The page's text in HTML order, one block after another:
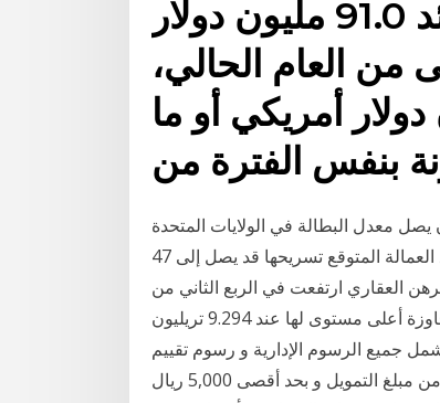
كما بلغ صافي دخل الفوائد 91.0 مليون دولار
من العام الحالي،
5,4 مليون دولار أمريكي أو ما
معدل البطالة في الولايات المتحدة
إلى 32.1%، في الربع الثاني من العام الحالي، مشيرا إلى أن عدد العمالة المتوقع تسريحها قد يصل إلى 47
العقاري ارتفعت في الربع الثاني من
العام الحالى بواقع 162 مليار دولار إلى 9.406 تريليون دولار، متجاوزة أعلى مستوى لها عند 9.294 تريليون
في * معدل النسبة السنوي يبدأ من 4.39% و يشمل جميع الرسوم الإدارية و رسوم تقييم
و تثمين العقار * الرسوم الإدارية و رسوم تقييم و تثمين العقار 1% من مبلغ التمويل و بحد أقصى 5,000 ريال